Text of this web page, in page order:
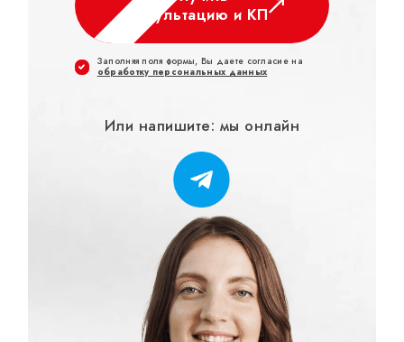
консультацию и КП
Заполняя поля формы, Вы даете согласие на
обработку персональных данных
Или напишите: мы онлайн